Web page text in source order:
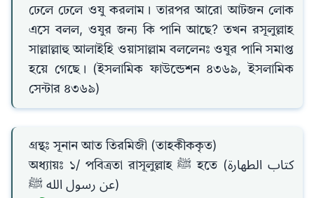
ঢেলে ঢেলে ওযু করলাম। তারপর আরো আটজন লোক
এসে বলল, ওযুর জন্য কি পানি আছে? তখন রসূলুল্লাহ
সাল্লাল্লাহু আলাইহি ওয়াসাল্লাম বললেনঃ ওযুর পানি সমাপ্ত
হয়ে গেছে। (ইসলামিক ফাউন্ডেশন ৪৩৬৯, ইসলামিক
সেন্টার ৪৩৬৯)
গ্রন্থঃ সূনান আত তিরমিজী (তাহকীককৃত)
অধ্যায়ঃ ১/ পবিত্রতা রাসূলুল্লাহ ﷺ হতে (كتاب الطهارة
عن رسول الله ﷺ)